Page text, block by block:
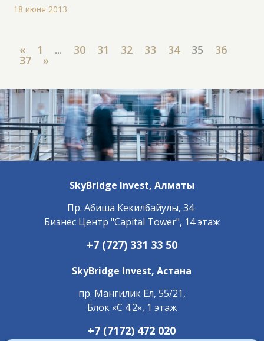
18 июня 2013
« 1 ... 30 31 32 33 34 35 36
37 »
SkyBridge Invest, Алматы
Пр. ​Абиша Кекилбайулы, 34
Бизнес Центр "Capital Tower", 14 этаж
+7 (727) 331 33 50
SkyBridge Invest,Астана
пр. Мангилик Ел, 55/21,
Блок «С 4.2», 1 этаж
+7 (7172) 472 020